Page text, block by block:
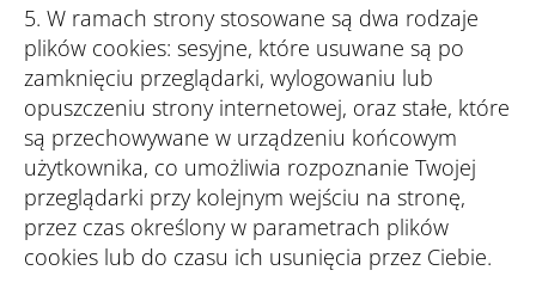
5. W ramach strony stosowane są dwa rodzaje
plików cookies: sesyjne, które usuwane są po
zamknięciu przeglądarki, wylogowaniu lub
opuszczeniu strony internetowej, oraz stałe, które
są przechowywane w urządzeniu końcowym
użytkownika, co umożliwia rozpoznanie Twojej
przeglądarki przy kolejnym wejściu na stronę,
przez czas określony w parametrach plików
cookies lub do czasu ich usunięcia przez Ciebie.